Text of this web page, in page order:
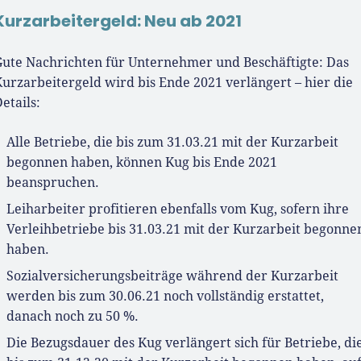
Neu ab 2021
Nachrichten für Unternehmer und Beschäftigte: Das
wird bis Ende 2021 verlängert – hier die
Alle Betriebe, die bis zum 31.03.21 mit der Kurzarbeit
begonnen haben, können Kug bis Ende 2021
beanspruchen.
Leiharbeiter profitieren ebenfalls vom Kug, sofern ihre
Verleihbetriebe bis 31.03.21 mit der Kurzarbeit
haben.
Sozialversicherungsbeiträge während der Kurzarbeit
werden bis zum 30.06.21 noch vollständig erstattet,
danach noch zu 50 %.
Die Bezugsdauer des Kug verlängert sich für Betriebe,